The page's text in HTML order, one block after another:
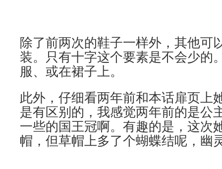
除了前两次的鞋子一样外，其他可
装。只有十字这个要素是不会少的
服、或在裙子上。
此外，仔细看两年前和本话扉页上
是有区别的，我感觉两年前的是公
一些的国王冠啊。有趣的是，这次
帽，但草帽上多了个蝴蝶结呢，幽